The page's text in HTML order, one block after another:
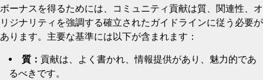
ボーナスを得るためには、コミュニティ貢献は質、関連性、オ
リジナリティを強調する確立されたガイドラインに従う必要が
あります。主要な基準には以下が含まれます：
質： 貢献は、よく書かれ、情報提供があり、魅力的であ
るべきです。